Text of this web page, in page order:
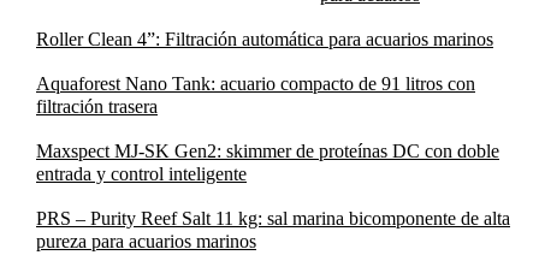
Roller Clean 4”: Filtración automática para acuarios marinos
Aquaforest Nano Tank: acuario compacto de 91 litros con
filtración trasera
Maxspect MJ-SK Gen2: skimmer de proteínas DC con doble
entrada y control inteligente
PRS – Purity Reef Salt 11 kg: sal marina bicomponente de alta
pureza para acuarios marinos